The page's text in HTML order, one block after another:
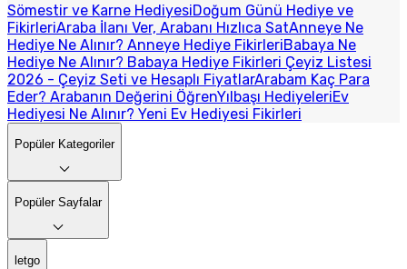
Sömestir ve Karne HediyesiDoğum Günü Hediye ve
FikirleriAraba İlanı Ver, Arabanı Hızlıca SatAnneye Ne
Hediye Ne Alınır? Anneye Hediye FikirleriBabaya Ne
Hediye Ne Alınır? Babaya Hediye Fikirleri Çeyiz Listesi
2026 - Çeyiz Seti ve Hesaplı FiyatlarArabam Kaç Para
Eder? Arabanın Değerini ÖğrenYılbaşı HediyeleriEv
Hediyesi Ne Alınır? Yeni Ev Hediyesi Fikirleri
Popüler Kategoriler
Popüler Sayfalar
letgo